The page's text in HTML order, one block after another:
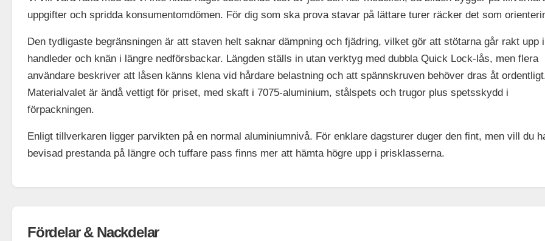
uppgifter och spridda konsumentomdömen. För dig som ska prova stavar på lättare turer räcker det som
Den tydligaste begränsningen är att staven helt saknar dämpning och fjädring, vilket gör att stötarna går rakt upp i
handleder och knän i längre nedförsbackar. Längden ställs in utan verktyg med dubbla Quick Lock-lås, men flera
användare beskriver att låsen känns klena vid hårdare belastning och att spännskruven behöver dras åt
Materialvalet är ändå vettigt för priset, med skaft i 7075-aluminium, stålspets och trugor plus spetsskydd i
förpackningen.
Enligt tillverkaren ligger parvikten på en normal aluminiumnivå. För enklare dagsturer duger den fint, men vill du
bevisad prestanda på längre och tuffare pass finns mer att hämta högre upp i prisklasserna.
Fördelar & Nackdelar